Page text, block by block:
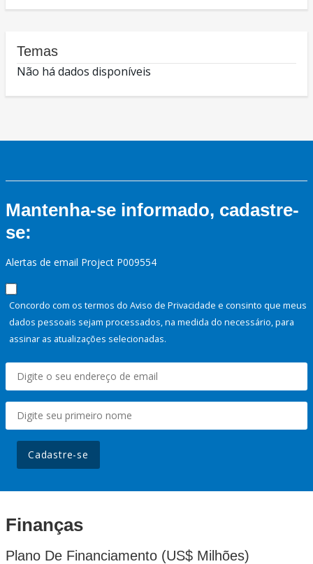
Temas
Não há dados disponíveis
Mantenha-se informado, cadastre-
se:
Alertas de email Project P009554
Concordo com os termos do Aviso de Privacidade e consinto que meus
dados pessoais sejam processados, na medida do necessário, para
assinar as atualizações selecionadas.
Cadastre-se
Finanças
Plano De Financiamento (US$ Milhões)